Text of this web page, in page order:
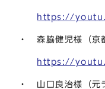
https://
・ 森脇健児様（京
https://
・ 山口良治様（元